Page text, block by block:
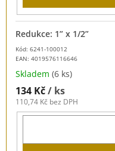
Kód: 6241-100012
EAN: 4019576116646
Redukce: 1” x 1/2”
Skladem (6 ks)
134 Kč/ ks
110,74 Kč bez DPH